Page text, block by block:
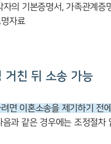
의 기본증명서, 가족관계증
자료
거친 뒤 소송 가능
면 이혼소송을 제기하기 전
과 같은 경우에는 조정절차